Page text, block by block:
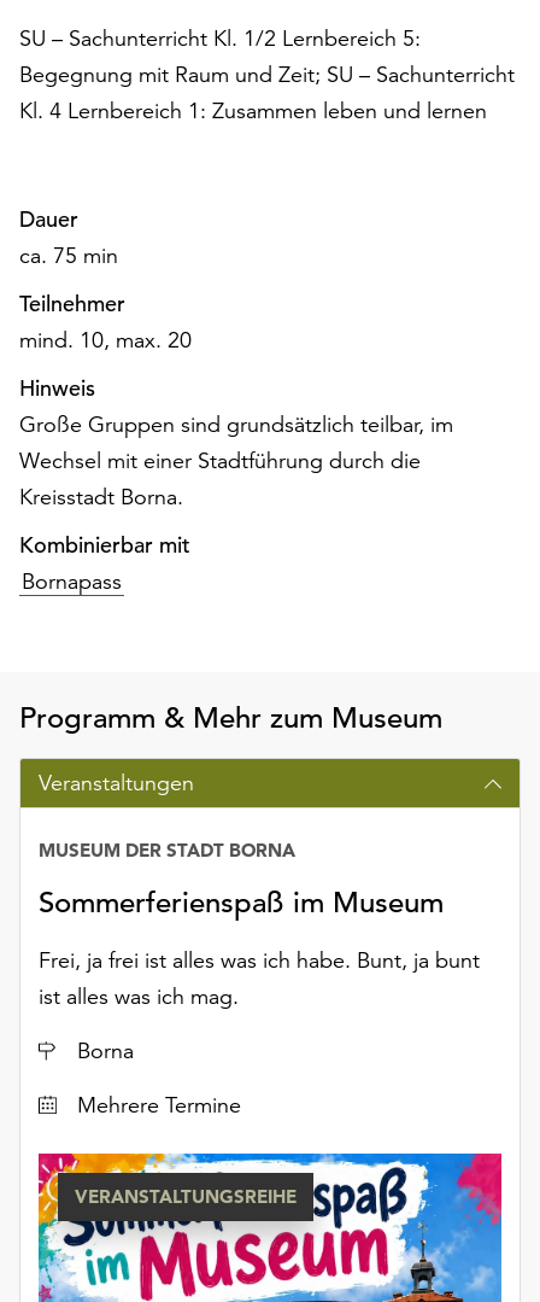
jederzeit
ändern
und
widerrufen.
Ihnen
am
Ende
der
Seite
die
„Cookie-
Einstellungen“
zur
Verfügung.
Funktionale
Cookies
auch
weiterhin
ausgeführt.
Möchten
Sie
verwendeten
Cookies
anpassen,
Sie
die
über
Schaltfläche
Weitere
Informationen
finden
Sie
SU – Sachunterricht Kl. 1/2 Lernbereich 5:
Begegnung mit Raum und Zeit; SU – Sachunterricht
Kl. 4 Lernbereich 1: Zusammen leben und lernen
Dauer
ca. 75 min
Teilnehmer
mind. 10, max. 20
Hinweis
Große Gruppen sind grundsätzlich teilbar, im
Wechsel mit einer Stadtführung durch die
Kreisstadt Borna.
Kombinierbar mit
Bornapass
Programm & Mehr zum Museum
Veranstaltungen
Sommerferienspaß im Museum
MUSEUM DER STADT BORNA
Frei, ja frei ist alles was ich habe. Bunt, ja bunt
ist alles was ich mag.
Ort
Borna
DatumMehrere Termine
VERANSTALTUNGSREIHE